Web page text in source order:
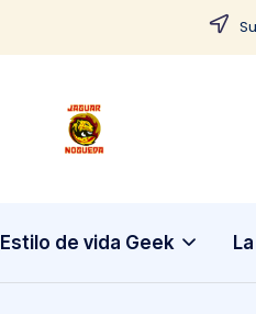
J
g
u
CONTENIDO
Estilo de vida Geek